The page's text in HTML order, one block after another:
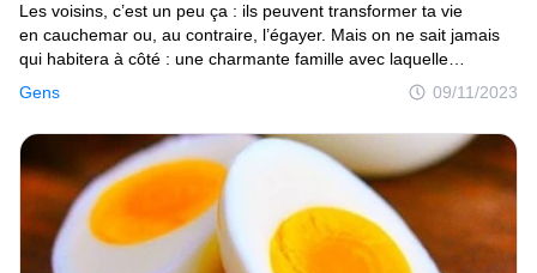
Gens 09/11/2023
Les voisins, c’est un peu ça : ils peuvent transformer ta vie
en cauchemar ou, au contraire, l’égayer. Mais on ne sait jamais
qui habitera à côté : une charmante famille avec laquelle
on se liera d’amitié ou une mamie maline qui volera ton internet.